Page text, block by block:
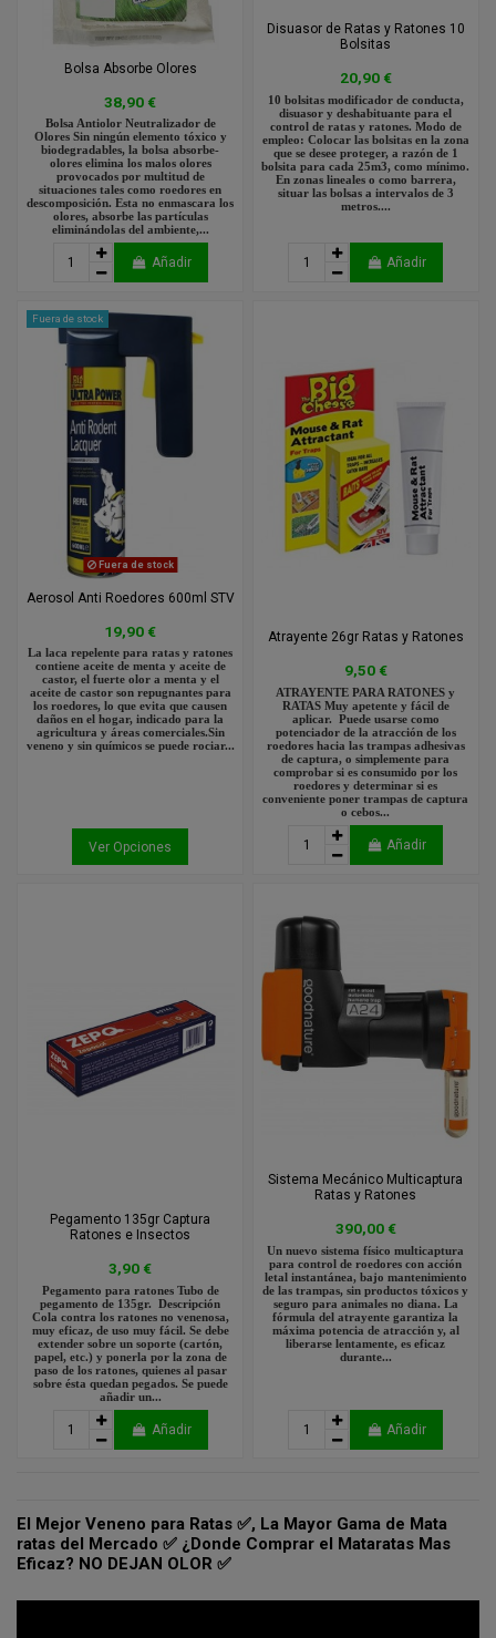
Bolsa Absorbe Olores
38,90 €
Bolsa Antiolor Neutralizador de
Olores Sin ningún elemento tóxico y
biodegradables, la bolsa absorbe-
olores elimina los malos olores
provocados por multitud de
situaciones tales como roedores en
descomposición. Esta no enmascara los
olores, absorbe las partículas
eliminándolas del ambiente,...
Añadir
Disuasor de Ratas y Ratones 10
Bolsitas
20,90 €
10 bolsitas modificador de conducta,
disuasor y deshabituante para el
control de ratas y ratones. Modo de
empleo: Colocar las bolsitas en la zona
que se desee proteger, a razón de 1
bolsita para cada 25m3, como mínimo.
En zonas lineales o como barrera,
situar las bolsas a intervalos de 3
metros....
Añadir
Fuera de stock
Fuera de stock
Aerosol Anti Roedores 600ml STV
19,90 €
La laca repelente para ratas y ratones
contiene aceite de menta y aceite de
castor, el fuerte olor a menta y el
aceite de castor son repugnantes para
los roedores, lo que evita que causen
daños en el hogar, indicado para la
agricultura y áreas comerciales.Sin
veneno y sin químicos se puede rociar...
Ver Opciones
Atrayente 26gr Ratas y Ratones
9,50 €
ATRAYENTE PARA RATONES y
RATAS Muy apetente y fácil de
aplicar. Puede usarse como
potenciador de la atracción de los
roedores hacia las trampas adhesivas
de captura, o simplemente para
comprobar si es consumido por los
roedores y determinar si es
conveniente poner trampas de captura
o cebos...
Añadir
Pegamento 135gr Captura
Ratones e Insectos
3,90 €
Pegamento para ratones Tubo de
pegamento de 135gr. Descripción
Cola contra los ratones no venenosa,
muy eficaz, de uso muy fácil. Se debe
extender sobre un soporte (cartón,
papel, etc.) y ponerla por la zona de
paso de los ratones, quienes al pasar
sobre ésta quedan pegados. Se puede
añadir un...
Añadir
Sistema Mecánico Multicaptura
Ratas y Ratones
390,00 €
Un nuevo sistema físico multicaptura
para control de roedores con acción
letal instantánea, bajo mantenimiento
de las trampas, sin productos tóxicos y
seguro para animales no diana. La
fórmula del atrayente garantiza la
máxima potencia de atracción y, al
liberarse lentamente, es eficaz
durante...
Añadir
El Mejor Veneno para Ratas ✅, La Mayor Gama de Mata
ratas del Mercado ✅ ¿Donde Comprar el Mataratas Mas
Eficaz? NO DEJAN OLOR ✅